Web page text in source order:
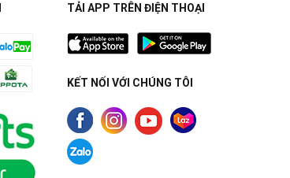
TẢI APP TRÊN ĐIỆN THOẠI
KẾT NỐI VỚI CHÚNG TÔI